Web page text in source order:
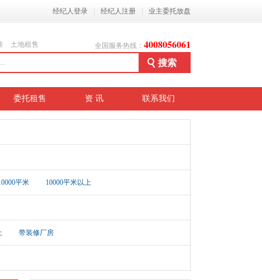
经纪人登录 经纪人注册 业主委托放盘
土地租售 全国服务热线： 4008056061
委托租售 资 讯 联系我们
平米 10000平米以上
带装修厂房